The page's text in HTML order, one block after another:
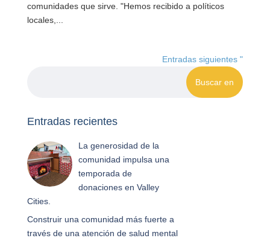
comunidades que sirve. "Hemos recibido a políticos
locales,...
Entradas siguientes "
Entradas recientes
La generosidad de la
comunidad impulsa una
temporada de
donaciones en Valley
Cities.
Construir una comunidad más fuerte a
través de una atención de salud mental